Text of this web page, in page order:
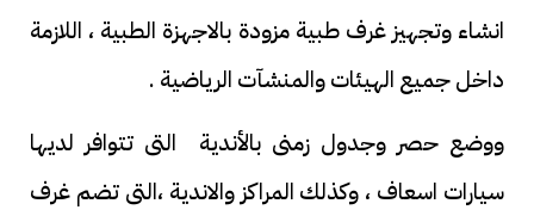
انشاء وتجهيز غرف طبية مزودة بالاجهزة الطبية ، اللازمة
داخل جميع الهيئات والمنشآت الرياضية .
ووضع حصر وجدول زمنى بالأندية التى تتوافر لديها
سيارات اسعاف ، وكذلك المراكز والاندية ،التى تضم غرف